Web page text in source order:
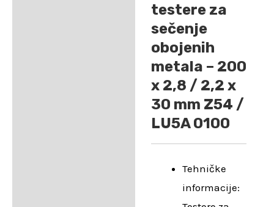
testere za
sečenje
obojenih
metala – 200
x 2,8 / 2,2 x
30 mm Z54 /
LU5A 0100
Tehničke
informacije: